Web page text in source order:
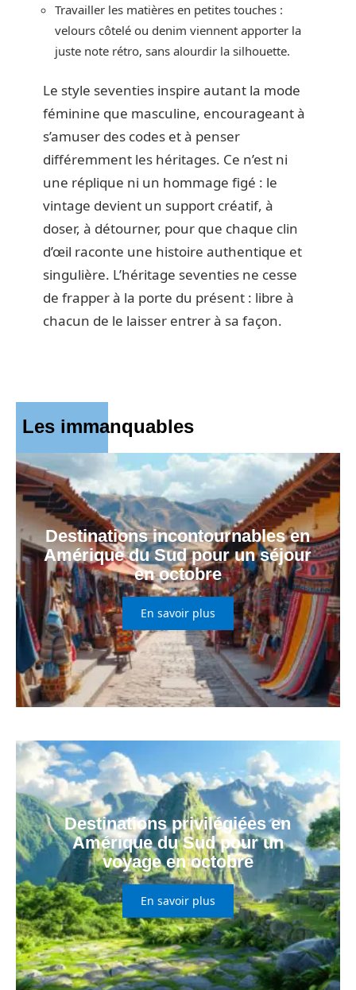
Travailler les matières en petites touches :
velours côtelé ou denim viennent apporter la
juste note rétro, sans alourdir la silhouette.
Le style seventies inspire autant la mode
féminine que masculine, encourageant à
s’amuser des codes et à penser
différemment les héritages. Ce n’est ni
une réplique ni un hommage figé : le
vintage devient un support créatif, à
doser, à détourner, pour que chaque clin
d’œil raconte une histoire authentique et
singulière. L’héritage seventies ne cesse
de frapper à la porte du présent : libre à
chacun de le laisser entrer à sa façon.
Les immanquables
Destinations incontournables en
Amérique du Sud pour un séjour
en octobre
En savoir plus
Destinations privilégiées en
Amérique du Sud pour un
voyage en octobre
En savoir plus